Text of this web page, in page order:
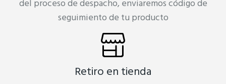
del proceso de despacho, enviaremos código de
seguimiento de tu producto
Retiro en tienda